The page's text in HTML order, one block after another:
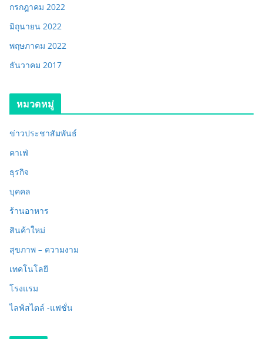
กรกฎาคม 2022
มิถุนายน 2022
พฤษภาคม 2022
ธันวาคม 2017
หมวดหมู่
ข่าวประชาสัมพันธ์
คาเฟ่
ธุรกิจ
บุคคล
ร้านอาหาร
สินค้าใหม่
สุขภาพ – ความงาม
เทคโนโลยี
โรงแรม
ไลฟ์สไตล์ -แฟชั่น